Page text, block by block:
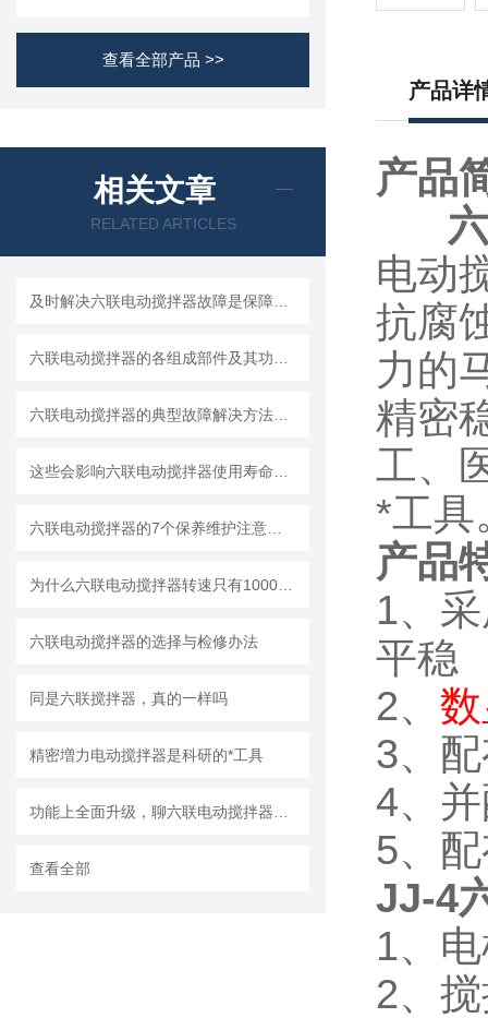
查看全部产品 >>
相关文章
RELATED ARTICLES
六联电动搅拌器的选择与检修办法
同是六联搅拌器，真的一样吗
精密増力电动搅拌器是科研的*工具
查看全部
产品详
产品
电动
抗腐
力的
精密
工、
*工具
产品
1、
平稳
2、
3、
4、
5、
JJ-4
1、
2、